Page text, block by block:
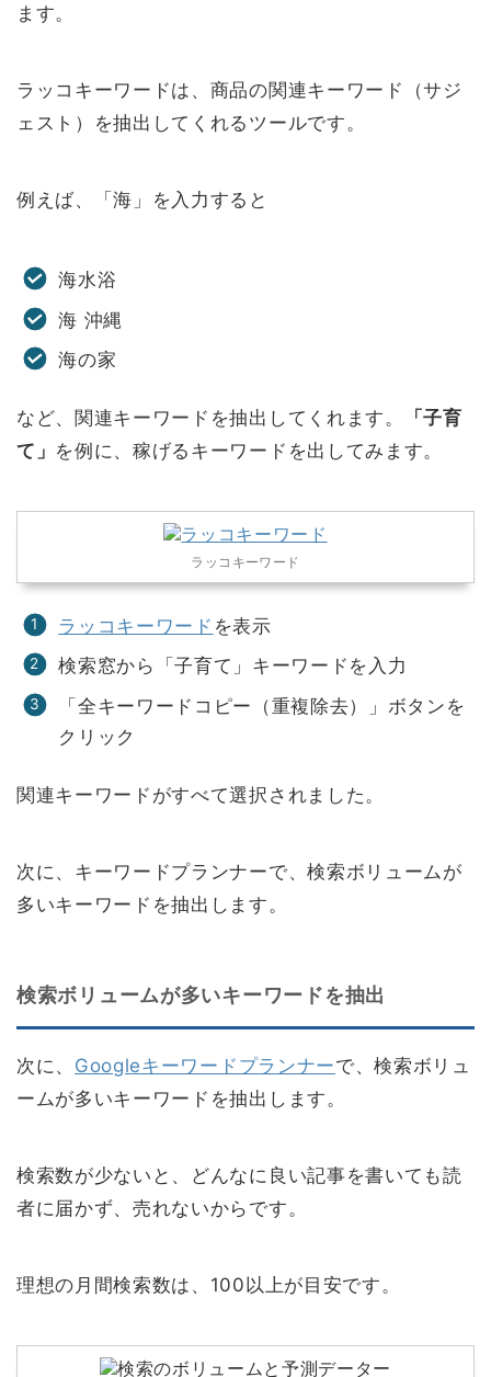
ます。
ラッコキーワードは、商品の関連キーワード（サジ
ェスト）を抽出してくれるツールです。
例えば、「海」を入力すると
海水浴
海 沖縄
海の家
など、関連キーワードを抽出してくれます。
「子育
て」 を例に、稼げるキーワードを出してみます。
ラッコキーワード
ラッコキーワード を表示
検索窓から「子育て」キーワードを入力
「全キーワードコピー（重複除去）」ボタンを
クリック
関連キーワードがすべて選択されました。
次に、キーワードプランナーで、検索ボリュームが
多いキーワードを抽出します。
検索ボリュームが多いキーワードを抽出
次に、 Googleキーワードプランナーで、検索ボリュ
ームが多いキーワードを抽出します。
検索数が少ないと、どんなに良い記事を書いても読
者に届かず、売れないからです。
理想の月間検索数は、100以上が目安です。